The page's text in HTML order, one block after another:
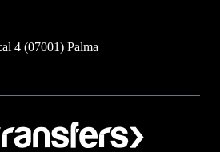
4 (07001) Palma